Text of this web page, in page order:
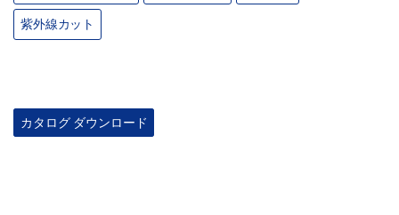
紫外線カット
カタログ ダウンロード